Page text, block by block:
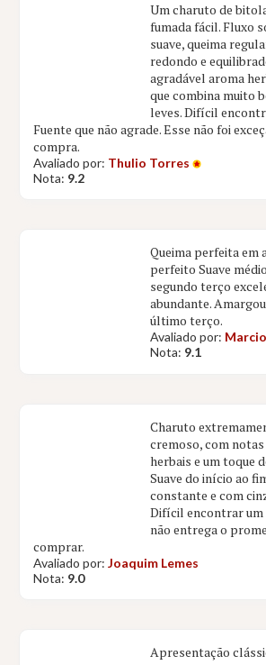
Um charuto de
fumada fácil. Fluxo
suave, queima
redondo e
agradável aroma
que combina muito
leves. Difícil
Fuente que não agrade. Esse não foi
compra.
Avaliado por: Thulio Torres
Nota: 9.2
Queima perfeita em
perfeito Suave
segundo terço
abundante.
último terço.
Avaliado por:
Nota: 9.1
Charuto
cremoso, com
herbais e um toque
Suave do início ao
constante e com
Difícil encontrar um
não entrega o
comprar.
Avaliado por:Joaquim Lemes
Nota: 9.0
Apresentação